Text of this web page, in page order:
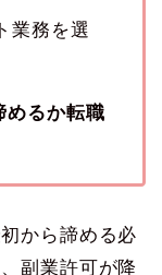
業務を選
めるか転職
から諦める必
副業許可が降